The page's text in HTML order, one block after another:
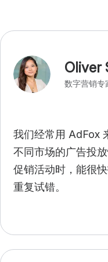
Oliver
数字营销专
我们经常用 AdFox
不同市场的广告投
促销活动时，能很
重复试错。